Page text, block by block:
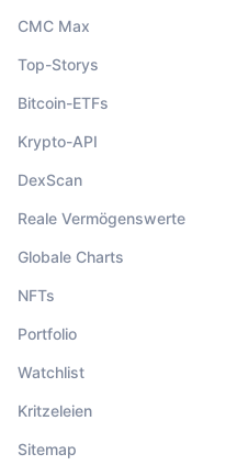
CMC Max
Top-Storys
Bitcoin-ETFs
Krypto-API
DexScan
Reale Vermögenswerte
Globale Charts
NFTs
Portfolio
Watchlist
Kritzeleien
Sitemap